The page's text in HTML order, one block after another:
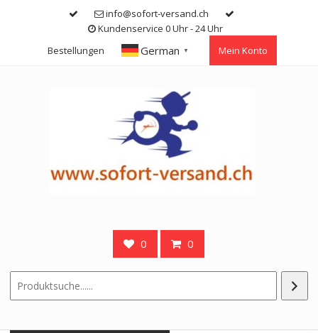
info@sofort-versand.ch
Kundenservice 0 Uhr - 24 Uhr
Bestellungen
German ▼ Mein Konto
0 0